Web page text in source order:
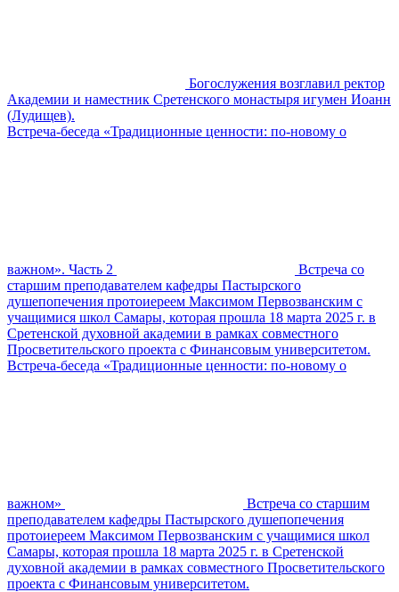
Богослужения возглавил ректор
Академии и наместник Сретенского монастыря игумен Иоанн
(Лудищев).
Встреча-беседа «Традиционные ценности: по-новому о
важном». Часть 2
Встреча со
старшим преподавателем кафедры Пастырского
душепопечения протоиереем Максимом Первозванским с
учащимися школ Самары, которая прошла 18 марта 2025 г. в
Сретенской духовной академии в рамках совместного
Просветительского проекта с Финансовым университетом.
Встреча-беседа «Традиционные ценности: по-новому о
важном»
Встреча со старшим
преподавателем кафедры Пастырского душепопечения
протоиереем Максимом Первозванским с учащимися школ
Самары, которая прошла 18 марта 2025 г. в Сретенской
духовной академии в рамках совместного Просветительского
проекта с Финансовым университетом.